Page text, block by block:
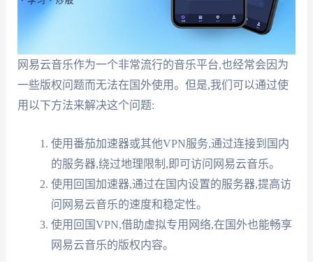
网易云音乐作为一个非常流行的音乐平台,也经常会因为
一些版权问题而无法在国外使用。但是,我们可以通过使
用以下方法来解决这个问题:
使用番茄加速器或其他VPN服务,通过连接到国内
的服务器,绕过地理限制,即可访问网易云音乐。
使用回国加速器,通过在国内设置的服务器,提高访
问网易云音乐的速度和稳定性。
使用回国VPN,借助虚拟专用网络,在国外也能畅享
网易云音乐的版权内容。